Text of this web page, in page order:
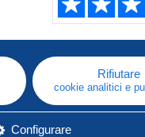
Rifiutare
cookie analitici e
Configurare